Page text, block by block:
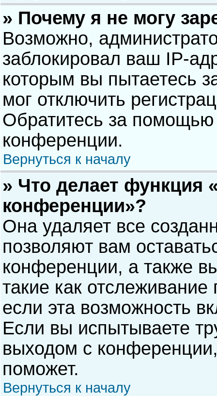
» Почему я не могу
Возможно,
заблокировал ваш IP-
которым вы пытаетесь
мог отключить
Обратитесь за помощью
конференции.
Вернуться к началу
» Что делает функция
конференции»?
Она удаляет все
позволяют вам
конференции, а также
такие как
если эта возможность
Если вы испытываете
выходом с
поможет.
Вернуться к началу